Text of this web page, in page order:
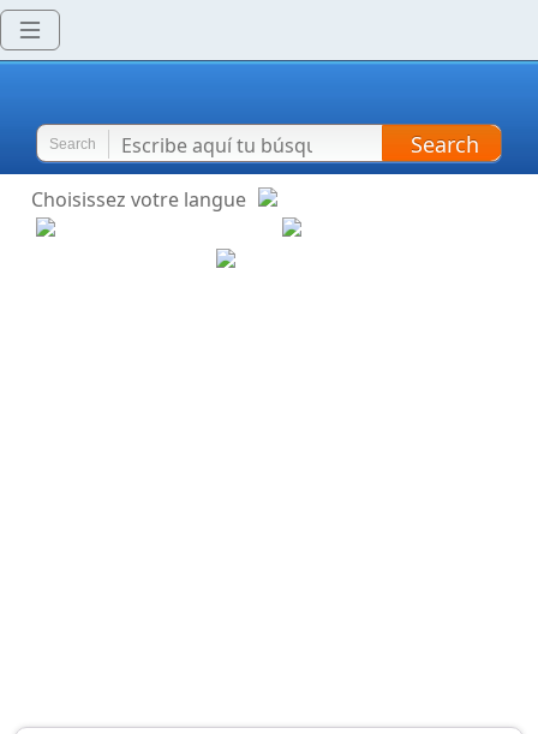
Search Search
Choisissez votre langue